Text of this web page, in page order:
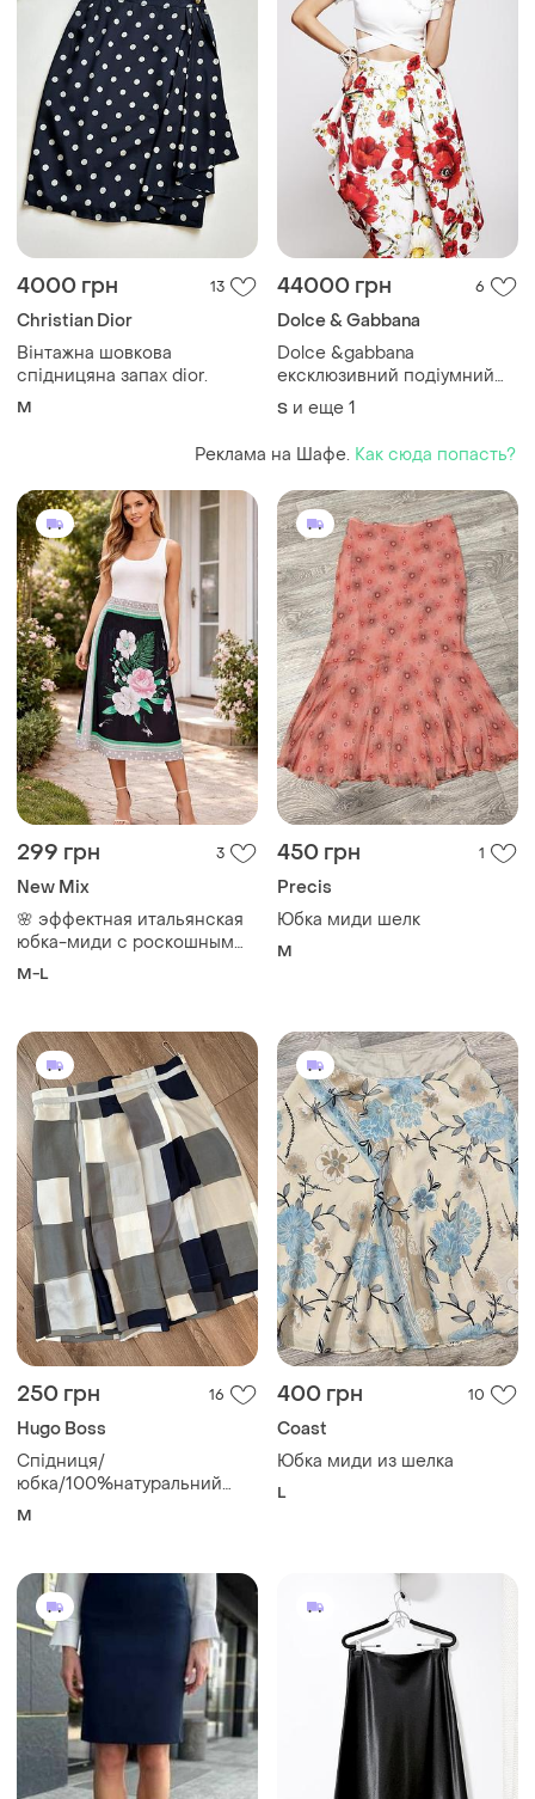
4000 грн 13
Christian Dior
Вінтажна шовкова
спідницяна запах dior.
M
44000 грн 6
Dolce & Gabbana
Dolce &gabbana
ексклюзивний подіумний
комплект юбка + лофери
made in italy оригінал
S и еще 1
Реклама на Шафе. Как сюда попасть?
299 грн 3
New Mix
🌸 эффектная итальянская
юбка-миди с роскошным
цветочным принтом m/l 🌸
M-L
450 грн 1
Precis
Юбка миди шелк
M
250 грн 16
Hugo Boss
Спідниця/
юбка/100%натуральний
шовк
M
400 грн 10
Coast
Юбка миди из шелка
L